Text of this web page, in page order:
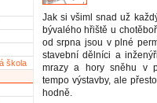
škola
Jak si všiml snad už
bývalého hřiště u
od srpna jsou v plné
stavební dělníci a
mrazy a hory sněhu v
tempo výstavby, ale
hodně.